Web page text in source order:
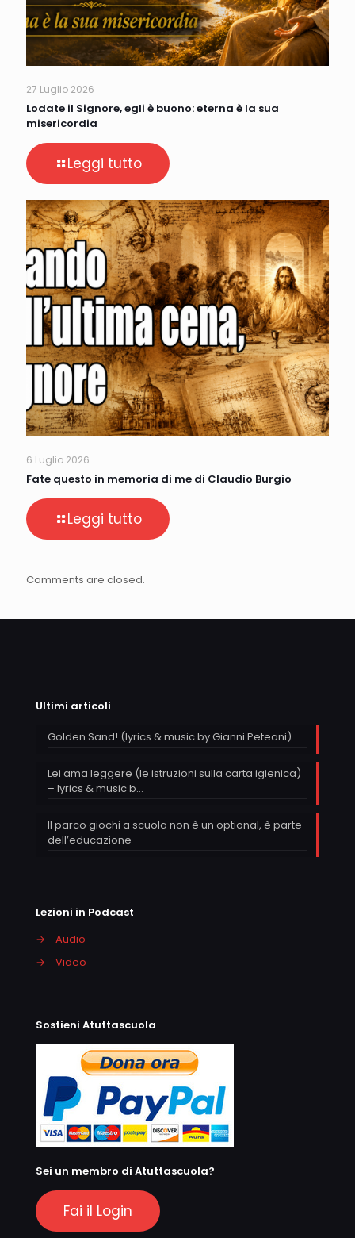
27 Luglio 2026
Lodate il Signore, egli è buono: eterna è la sua
misericordia
Leggi tutto
6 Luglio 2026
Fate questo in memoria di me di Claudio Burgio
Leggi tutto
Comments are closed.
Ultimi articoli
Golden Sand! (lyrics & music by Gianni Peteani)
Lei ama leggere (le istruzioni sulla carta igienica)
– lyrics & music b…
Il parco giochi a scuola non è un optional, è parte
dell’educazione
Lezioni in Podcast
→
Audio
→
Video
Sostieni Atuttascuola
Sei un membro di Atuttascuola?
Fai il Login